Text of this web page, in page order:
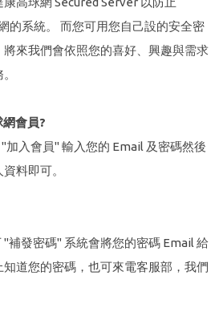
的系統。 而您可用您自己設的安全密
來我們會依照您的喜好、興趣與需求
會員?
加入會員" 輸入您的 Email 及密碼然後
料即可。
"補發密碼" 系統會將您的密碼 Email 給
道您的密碼，也可來電客服部，我們